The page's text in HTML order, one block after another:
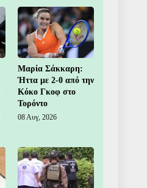
Μαρία Σάκκαρη:
Ήττα με 2-0 από την
Κόκο Γκοφ στο
Τορόντο
08 Αυγ, 2026